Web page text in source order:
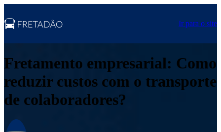
Ir para o site
Fretamento empresarial: Como
reduzir custos com o transporte
de colaboradores?